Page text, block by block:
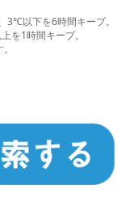
以下を6時間キープ。
1時間キープ。